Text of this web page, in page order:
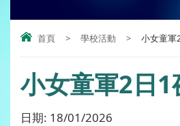
首頁 > 學校活動 > 小女童軍
小女童軍2日1
日期: 18/01/2026